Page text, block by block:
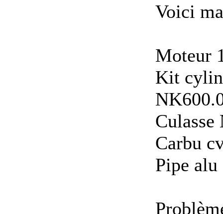
Voici
Moteur
Kit
Carbu
Pipe